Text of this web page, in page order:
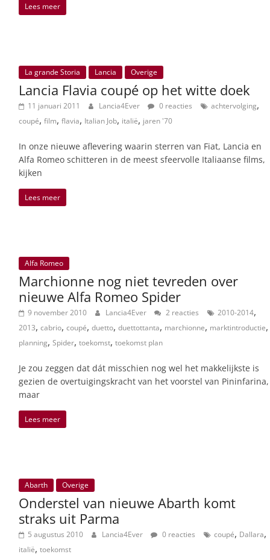
Lees meer
La grande Storia Lancia Overige
Lancia Flavia coupé op het witte doek
11 januari 2011 Lancia4Ever 0 reacties achtervolging,
coupé, film, flavia, Italian Job, italië, jaren '70
In onze nieuwe aflevering waarin sterren van Fiat, Lancia en
Alfa Romeo schitteren in de meest sfeervolle Italiaanse films,
kijken
Lees meer
Alfa Romeo
Marchionne nog niet tevreden over
nieuwe Alfa Romeo Spider
9 november 2010 Lancia4Ever 2 reacties 2010-2014,
2013, cabrio, coupé, duetto, duettottanta, marchionne, marktintroductie,
planning, Spider, toekomst, toekomst plan
Je zou zeggen dat dát misschien nog wel het makkelijkste is
gezien de overtuigingskracht van het voorstel van Pininfarina,
maar
Lees meer
Abarth Overige
Onderstel van nieuwe Abarth komt
straks uit Parma
5 augustus 2010 Lancia4Ever 0 reacties coupé, Dallara,
italië, toekomst